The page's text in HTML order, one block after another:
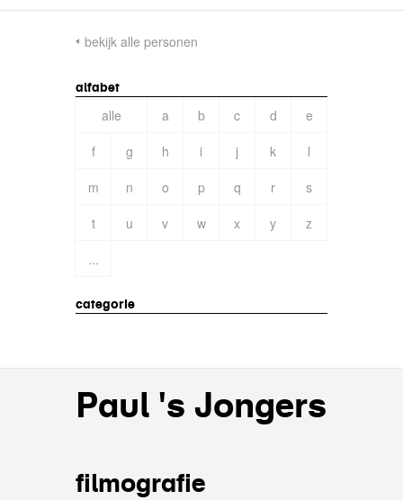
bekijk alle personen
alfabet
alle a b c d
e
f
g h i j k
l
m
n o p q r
s
t
u v w x y
z
...
categorie
Paul 's Jongers
filmografie